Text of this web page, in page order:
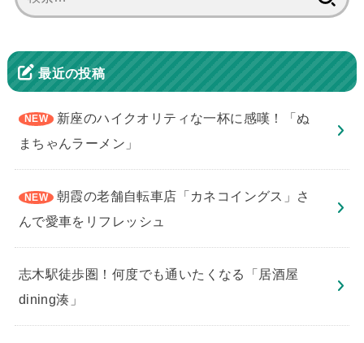
索:
最近の投稿
新座のハイクオリティな一杯に感嘆！「ぬ
まちゃんラーメン」
朝霞の老舗自転車店「カネコイングス」さ
んで愛車をリフレッシュ
志木駅徒歩圏！何度でも通いたくなる「居酒屋
dining湊」